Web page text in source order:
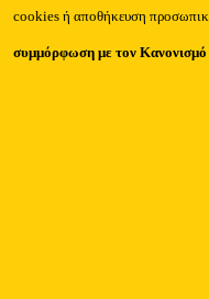
cookies ή αποθήκευση
συμμόρφωση με τον